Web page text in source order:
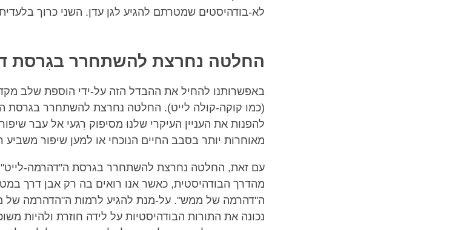
לא-בודהיסטים שמטרתם להגיע לגן עדן. השני כרוך
החלטה נחרצת להשתחרר בגִרסת
באפשרותנו להחיל את ההבדל הזה על-ידי הוספת שלב
(כמו קוקה-קולה לייט). החלטה נחרצת להשתחרר בגרסת
להפנות את העניין העיקרי שלנו מסיפוק רִגעי אל עבר
מאוחרות יותר בסבב החיים הנוכחי או למען שיפור משביע
עם זאת, החלטה נחרצת להשתחרר בגרסת ה"דהרמה-
מהדרך הבודהיסטית, כאשר אנו רואים בה רק אבן דרך
ה"דהרמה של ממש". על-מנת להגיע לרמות ה"הדהרמה של
נכונה את התורות הבודהיסטיות על לידה חוזרת ולהיות